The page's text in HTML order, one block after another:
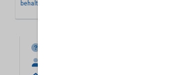
behalten Sie Ihre Einstellungen für später.